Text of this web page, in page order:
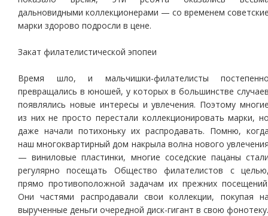
дальновидными коллекционерами — со временем
марки здорово подросли в цене.
Закат филателистической эпопеи
Время шло, и мальчишки-филателисты
превращались в юношей, у которых в большинстве
появлялись новые интересы и увлечения. Поэтому
из них не просто перестали коллекционировать марки,
даже начали потихоньку их распродавать. Помню,
наш многоквартирный дом накрыла волна нового
— виниловые пластинки, многие соседские пацаны
регулярно посещать Общество филателистов с
прямо противоположной задачам их прежних
Они частями распродавали свои коллекции, покупая
вырученные деньги очередной диск-гигант в свою фонотеку.